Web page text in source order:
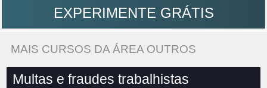
EXPERIMENTE GRÁTIS
MAIS CURSOS DA ÁREA OUTROS
Multas e fraudes trabalhistas